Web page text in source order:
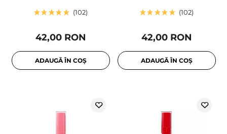
102
42,00 RON
ADAUGĂ ÎN COȘ
102
42,00 RON
ADAUGĂ ÎN COȘ